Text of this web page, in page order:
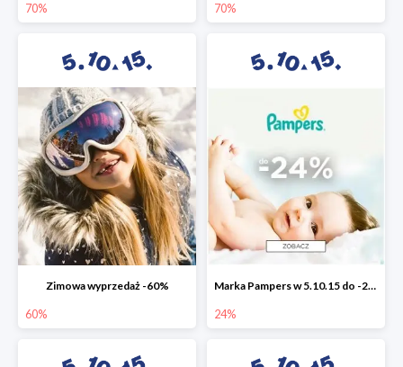
70% 70%
Zimowa wyprzedaż -60%
60%
Marka Pampers w 5.10.15 do -24%
24%